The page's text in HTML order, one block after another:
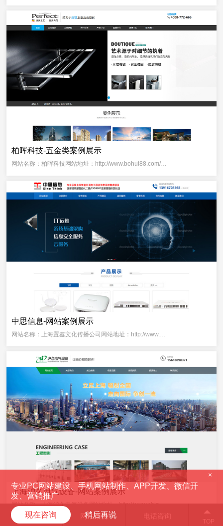
柏晖科技-五金类案例展示
网站名称：柏晖科技网站地址：http://www.bohui88.com/…
中思信息-网站案例展示
网站名称：上海置鑫文化传播公司网站地址：http://www.…
上海沪久电气设备-网站案例展示
网站名称：上海沪久电气设备网站地址：http://www.chin…
服务项目 网站案例 电话咨询
TOP
×
专业PC网站建设、手机网站制作、APP开发、微信开
发、营销推广
现在咨询 稍后再说